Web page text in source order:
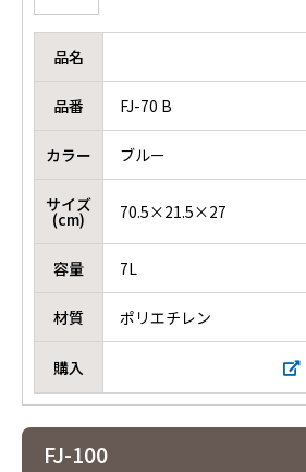
品名
品番 FJ-70 B
カラー ブルー
サイズ
(cm) 70.5×21.5×27
容量 7L
材質 ポリエチレン
購入
FJ-100